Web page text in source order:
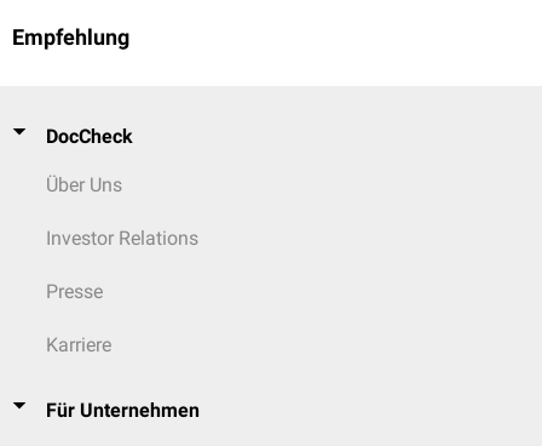
Empfehlung
DocCheck
Über Uns
Investor Relations
Presse
Karriere
Für Unternehmen